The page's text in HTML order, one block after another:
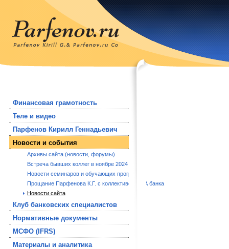
Финансовая грамотность
Теле и видео
Парфенов Кирилл Геннадьевич
Новости и события
Архивы сайта (новости, форумы)
Встреча бывших коллег в ноябре 2024 года.
Новости семинаров и обучающих программ
Прощание Парфенова К.Г. с коллективом РБА банка
Новости сайта
Клуб банковских специалистов
Нормативные документы
МСФО (IFRS)
Материалы и аналитика